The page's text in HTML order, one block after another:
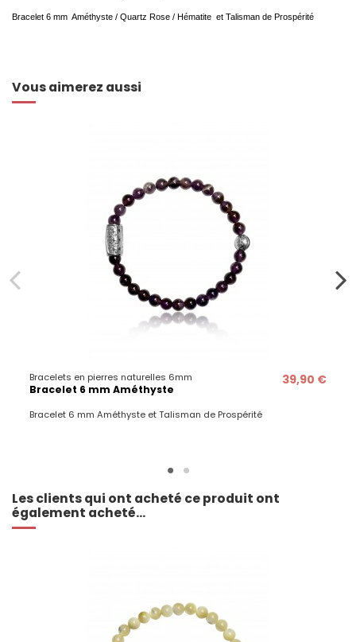
Bracelet 6 mm Améthyste / Quartz Rose / Hématite et Talisman de Prospérité
Vous aimerez aussi
Bracelets en pierres naturelles 6mm
Bracelet 6 mm Améthyste
39,90 €
Bracelet 6 mm Améthyste et Talisman de Prospérité
Les clients qui ont acheté ce produit ont
également acheté...